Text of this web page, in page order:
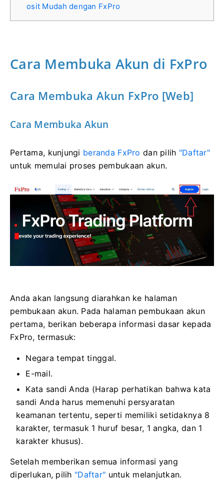
osit Mudah dengan FxPro
Cara Membuka Akun di FxPro
Cara Membuka Akun FxPro [Web]
Cara Membuka Akun
Pertama, kunjungi beranda FxPro dan pilih "Daftar"
untuk memulai proses pembukaan akun.
Anda akan langsung diarahkan ke halaman
pembukaan akun. Pada halaman pembukaan akun
pertama, berikan beberapa informasi dasar kepada
FxPro, termasuk:
Negara tempat tinggal.
E-mail.
Kata sandi Anda (Harap perhatikan bahwa kata
sandi Anda harus memenuhi persyaratan
keamanan tertentu, seperti memiliki setidaknya 8
karakter, termasuk 1 huruf besar, 1 angka, dan 1
karakter khusus).
Setelah memberikan semua informasi yang
diperlukan, pilih "Daftar" untuk melanjutkan.